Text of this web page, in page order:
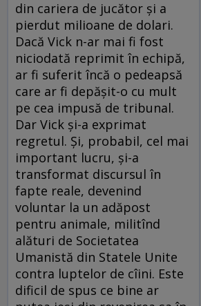
din cariera de jucător şi a
pierdut milioane de dolari.
Dacă Vick n-ar mai fi fost
niciodată reprimit în echipă,
ar fi suferit încă o pedeapsă
care ar fi depăşit-o cu mult
pe cea impusă de tribunal.
Dar Vick şi-a exprimat
regretul. Şi, probabil, cel mai
important lucru, şi-a
transformat discursul în
fapte reale, devenind
voluntar la un adăpost
pentru animale, militînd
alături de Societatea
Umanistă din Statele Unite
contra luptelor de cîini. Este
dificil de spus ce bine ar